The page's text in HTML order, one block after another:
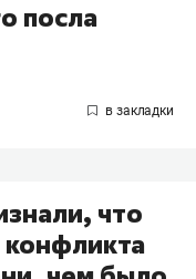
посла
что
конфликта